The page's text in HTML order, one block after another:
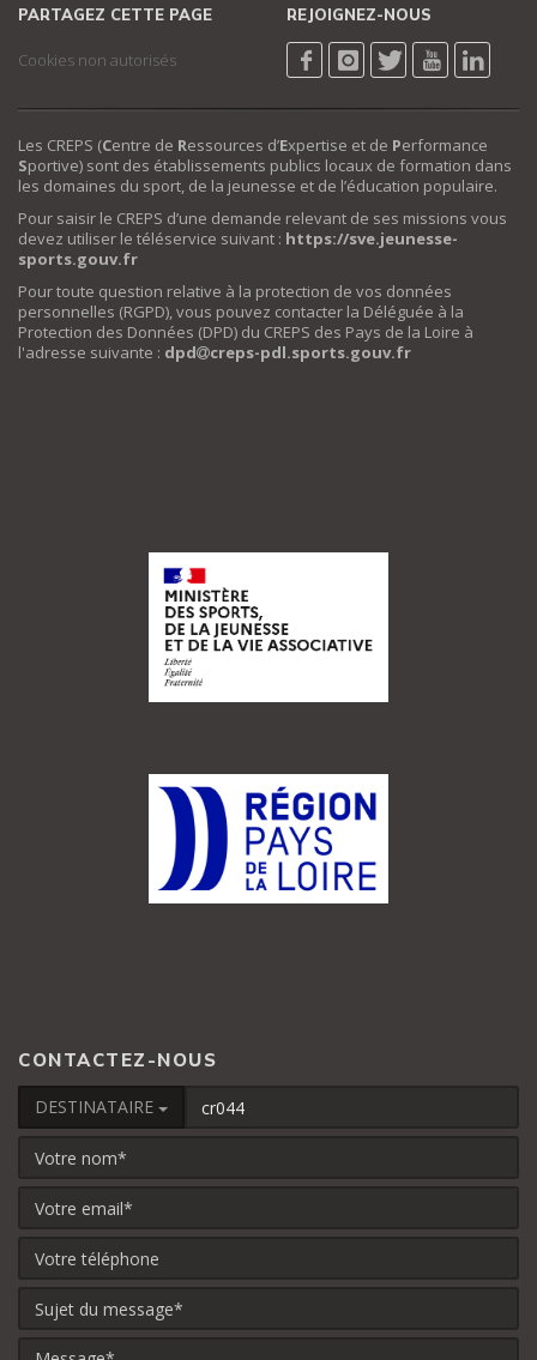
PARTAGEZ CETTE PAGE
Cookies non autorisés
REJOIGNEZ-NOUS
Les CREPS (Centre de Ressources d’Expertise et de Performance
Sportive) sont des établissements publics locaux de formation dans
les domaines du sport, de la jeunesse et de l’éducation populaire.
Pour saisir le CREPS d’une demande relevant de ses missions vous
devez utiliser le téléservice suivant : https://sve.jeunesse-
sports.gouv.fr
Pour toute question relative à la protection de vos données
personnelles (RGPD), vous pouvez contacter la Déléguée à la
Protection des Données (DPD) du CREPS des Pays de la Loire à
l'adresse suivante : dpd creps-pdl.sports.gouv.fr
CONTACTEZ-NOUS
DESTINATAIRE